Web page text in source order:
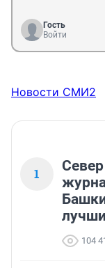
Гость
Войти
Новости СМИ2
1
104